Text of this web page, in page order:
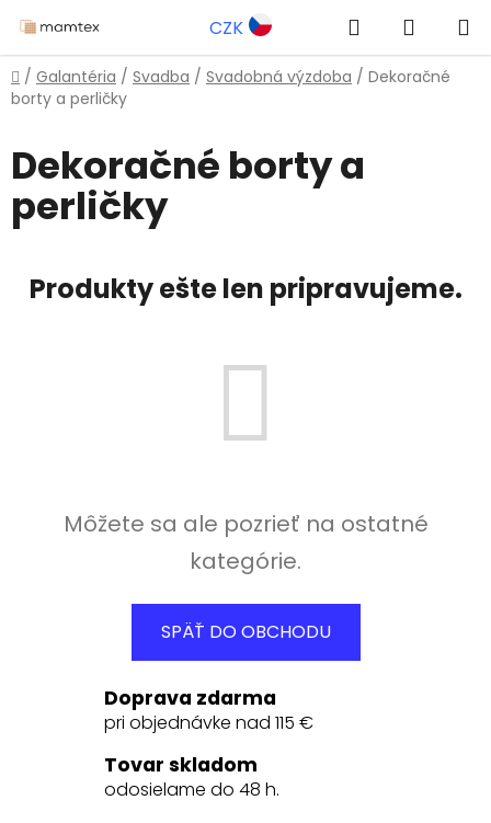
na
obsah
CZK Hľadať
KOŠÍK
Domov
/ Galantéria / Svadba / Svadobná výzdoba / Dekoračné
borty a perličky
Dekoračné borty a
perličky
Produkty ešte len pripravujeme.
Môžete sa ale pozrieť na ostatné
kategórie.
SPÄŤ DO OBCHODU
Doprava zdarma
pri objednávke nad 115 €
Tovar skladom
odosielame do 48 h.